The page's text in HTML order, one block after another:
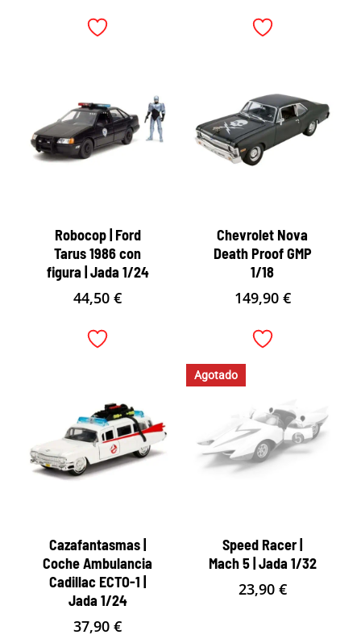
Robocop | Ford
Tarus 1986 con
figura | Jada 1/24
44,50€
Chevrolet Nova
Death Proof GMP
1/18
149,90 €
Cazafantasmas |
Coche Ambulancia
Cadillac ECTO-1 |
Jada 1/24
37,90€
Agotado
Speed Racer |
Mach 5 | Jada 1/32
23,90 €